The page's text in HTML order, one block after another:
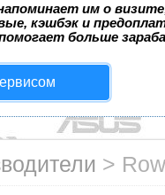
им о
кэшбэк и
больше
>